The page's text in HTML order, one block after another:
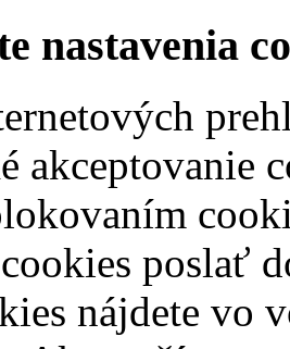
nastavenia
akceptovanie
poslať
nájdete vo